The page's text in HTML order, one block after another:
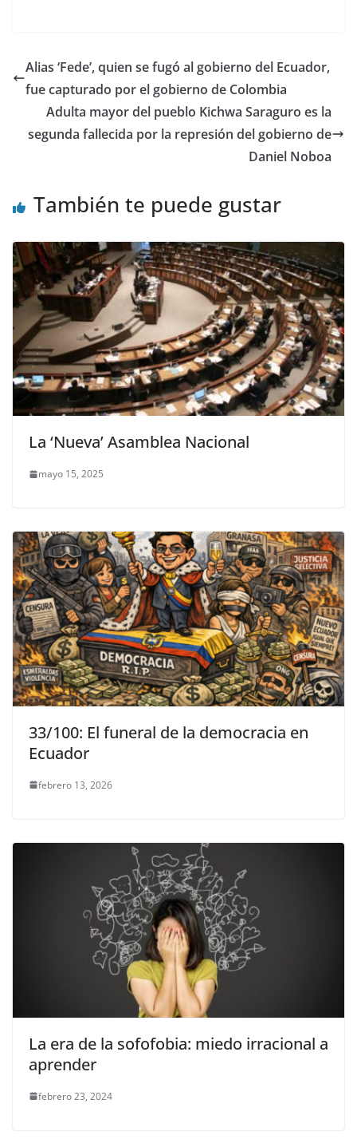
er e
b
o
o
s
A
p
p
gr
a
m
di
t
l e
dI
n
p
ar
tir
Alias ‘Fede’, quien se fugó al gobierno del Ecuador,
fue capturado por el gobierno de Colombia
Adulta mayor del pueblo Kichwa Saraguro es la
segunda fallecida por la represión del gobierno de
Daniel Noboa
También te puede gustar
La ‘Nueva’ Asamblea Nacional
mayo 15, 2025
33/100: El funeral de la democracia en
Ecuador
febrero 13, 2026
La era de la sofofobia: miedo irracional a
aprender
febrero 23, 2024